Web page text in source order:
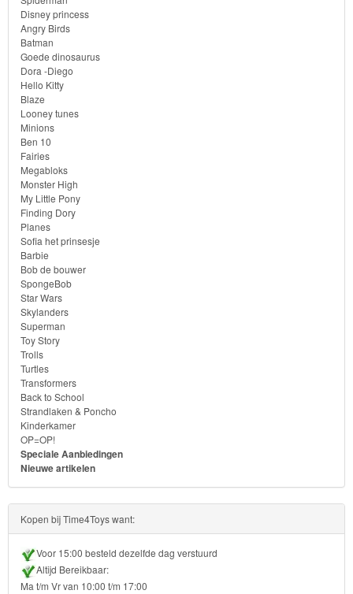
Looney
tunes
Minions
Ben
10
Fairies
Megabloks
Monster
High
My
Little
Pony
Finding
Dory
Planes
Sofia
het
prinsesje
Barbie
Disney princess
Angry Birds
Batman
Goede dinosaurus
Dora -Diego
Hello Kitty
Blaze
Looney tunes
Minions
Ben 10
Fairies
Megabloks
Monster High
My Little Pony
Finding Dory
Planes
Sofia het prinsesje
Barbie
Bob de bouwer
SpongeBob
Star Wars
Skylanders
Superman
Toy Story
Trolls
Turtles
Transformers
Back to School
Strandlaken & Poncho
Kinderkamer
OP=OP!
Speciale Aanbiedingen
Nieuwe artikelen
Kopen bij Time4Toys want:
Voor 15:00 besteld dezelfde dag verstuurd
Altijd Bereikbaar:
Ma t/m Vr van 10:00 t/m 17:00